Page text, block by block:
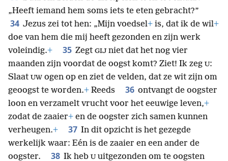
„Heeft iemand hem soms iets te eten gebracht?”
34 Jezus zei tot hen: „Mijn voedsel+ is, dat ik de wil+
doe van hem die mij heeft gezonden en zijn werk
voleindig.+ 35 Zegt GIJ niet dat het nog vier
maanden zijn voordat de oogst komt? Ziet! Ik zeg U:
Slaat UW ogen op en ziet de velden, dat ze wit zijn om
geoogst te worden.+ Reeds 36 ontvangt de oogster
loon en verzamelt vrucht voor het eeuwige leven,+
zodat de zaaier+ en de oogster zich samen kunnen
verheugen.+ 37 In dit opzicht is het gezegde
werkelijk waar: Eén is de zaaier en een ander de
oogster.
38 Ik heb U uitgezonden om te oogsten